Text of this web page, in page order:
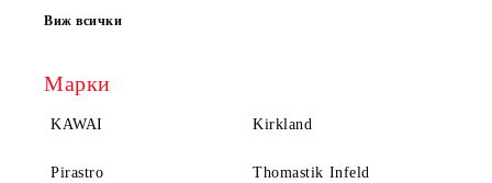
Виж всички
Марки
KAWAI Kirkland
Pirastro Thomastik Infeld